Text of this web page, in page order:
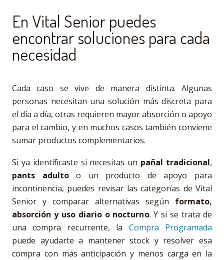
En Vital Senior puedes
encontrar soluciones para cada
necesidad
Cada caso se vive de manera distinta. Algunas
personas necesitan una solución más discreta para
el día a día, otras requieren mayor absorción o apoyo
para el cambio, y en muchos casos también conviene
sumar productos complementarios.
Si ya identificaste si necesitas un pañal tradicional,
pants adultoo un producto de apoyo para
incontinencia, puedes revisar las categorías de Vital
Senior y comparar alternativas según formato,
absorción y uso diario o nocturno. Y si se trata de
una compra recurrente, la Compra Programada
puede ayudarte a mantener stock y resolver esa
compra con más anticipación y menos carga en la